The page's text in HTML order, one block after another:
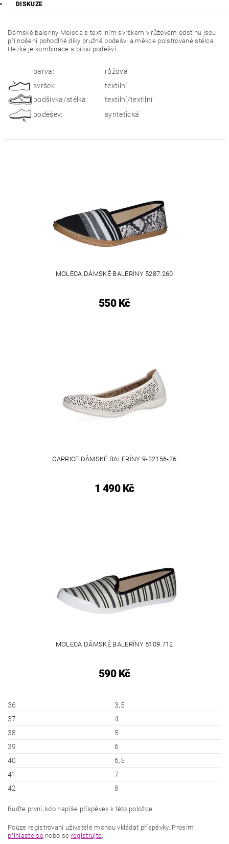
DISKUZE
Dámské baleríny Moleca s textilním svrškem v růžovém odstínu jsou
při nošení pohodlné díky pružné podešvi a měkce polstrované stélce.
Hezká je kombinace s bílou podešví.
barva:
růžová
svršek:
textilní
podšívka/stélka:
textilní/textilní
podešev:
syntetická
MOLECA DÁMSKÉ BALERÍNY 5287.260
550 Kč
CAPRICE DÁMSKÉ BALERÍNY 9-22156-26
1 490 Kč
MOLECA DÁMSKÉ BALERÍNY 5109.712
590 Kč
36
3,5
37
4
38
5
39
6
40
6,5
41
7
42
8
Buďte první, kdo napíše příspěvek k této položce.
Pouze registrovaní uživatelé mohou vkládat příspěvky. Prosím
přihlaste senebo se registrujte.